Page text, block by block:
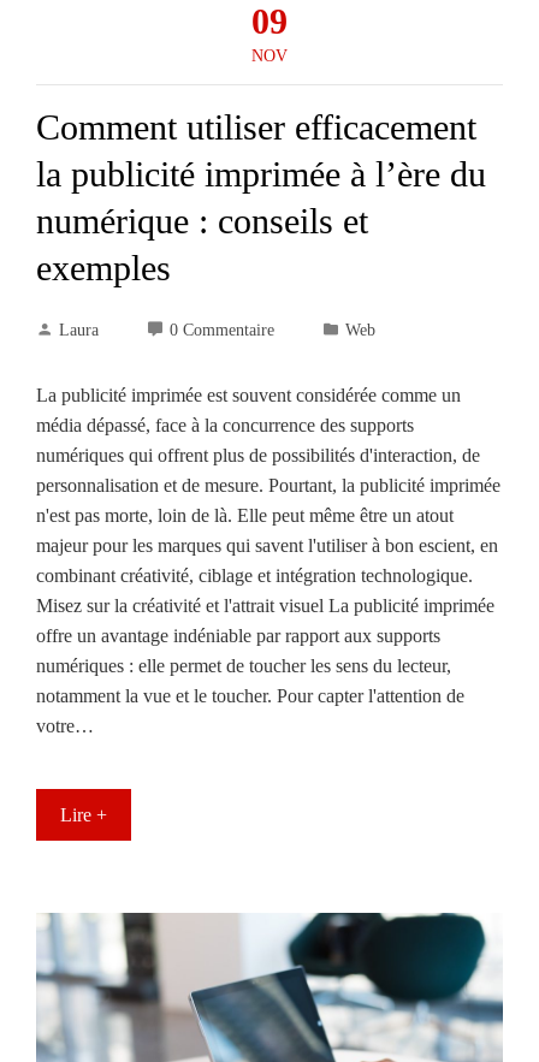
09
NOV
Comment utiliser efficacement
la publicité imprimée à l’ère du
numérique : conseils et
exemples
Laura 0 Commentaire Web
La publicité imprimée est souvent considérée comme un
média dépassé, face à la concurrence des supports
numériques qui offrent plus de possibilités d'interaction, de
personnalisation et de mesure. Pourtant, la publicité imprimée
n'est pas morte, loin de là. Elle peut même être un atout
majeur pour les marques qui savent l'utiliser à bon escient, en
combinant créativité, ciblage et intégration technologique.
Misez sur la créativité et l'attrait visuel La publicité imprimée
offre un avantage indéniable par rapport aux supports
numériques : elle permet de toucher les sens du lecteur,
notamment la vue et le toucher. Pour capter l'attention de
votre…
Lire +